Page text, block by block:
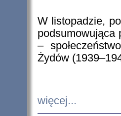
W listopadzie,
podsumowująca
–
Żydów
więcej...